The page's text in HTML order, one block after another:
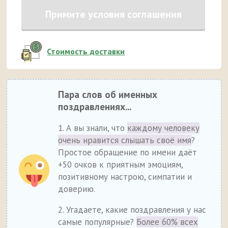
Примите условия соглашения
Стоимость доставки
Пара слов об именных
поздравлениях...
1. А вы знали, что каждому человеку
очень нравится слышать своё имя?
Простое обращение по имени даёт
+50 очков к приятным эмоциям,
позитивному настрою, симпатии и
доверию.
2. Угадаете, какие поздравления у нас
самые популярные? Более 60% всех